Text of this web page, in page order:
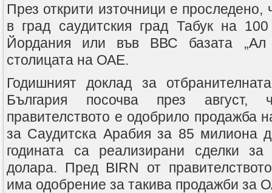
През открити източници е
в град саудитския град Табук на
Йордания или във ВВС базата
столицата на ОАЕ.
Годишният доклад за
България посочва през
правителството е одобрило продажба
за Саудитска Арабия за 85 милиона
годината са реализирани сделки
долара. Пред BIRN от
има одобрение за такива продажби за